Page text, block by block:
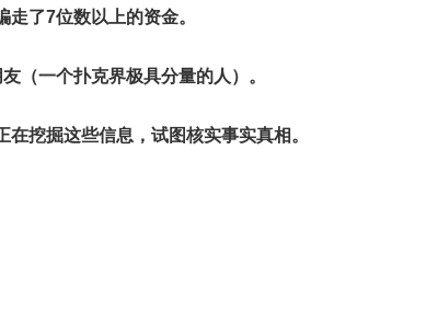
了7位数以上的资金。
（一个扑克界极具分量的人）。
挖掘这些信息，试图核实事实真相。